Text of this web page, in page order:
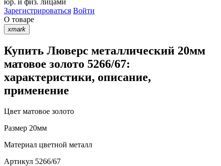
Зарегистрироваться Войти
О товаре
xmark
Купить Люверс металлический 20мм
матовое золото 5266/67:
характеристики, описание,
применение
Цвет матовое золото
Размер 20мм
Материал цветной металл
Артикул 5266/67